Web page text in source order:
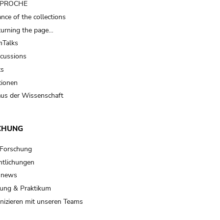
of the collections
the page…
der Wissenschaft
& Praktikum
mit unseren Teams